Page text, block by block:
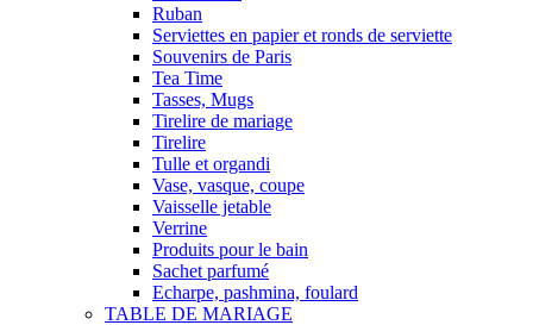
Ruban
Serviettes en papier et ronds de serviette
Souvenirs de Paris
Tea Time
Tasses, Mugs
Tirelire de mariage
Tirelire
Tulle et organdi
Vase, vasque, coupe
Vaisselle jetable
Verrine
Produits pour le bain
Sachet parfumé
Echarpe, pashmina, foulard
TABLE DE MARIAGE